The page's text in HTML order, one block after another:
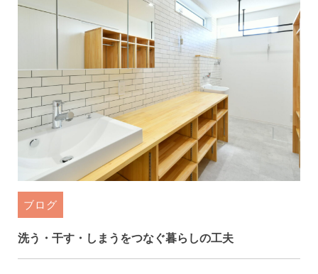
ブログ
洗う・干す・しまうをつなぐ暮らしの工夫